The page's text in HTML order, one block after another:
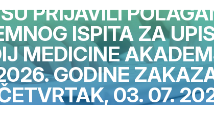
PRIJAVILI
ISPITA ZA
MEDICINE
GODINE
03. 07.